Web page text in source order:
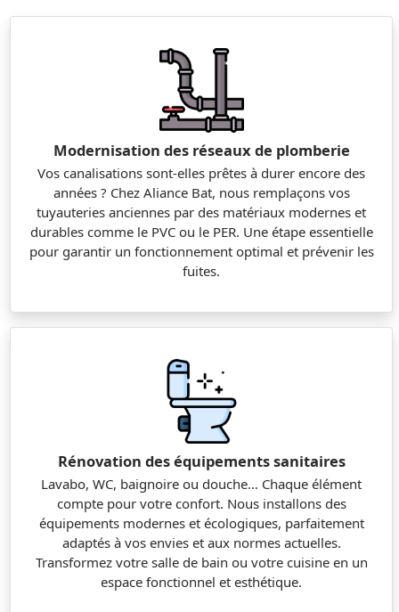
Modernisation des réseaux de plomberie
Vos canalisations sont-elles prêtes à durer encore des
années ? Chez Aliance Bat, nous remplaçons vos
tuyauteries anciennes par des matériaux modernes et
durables comme le PVC ou le PER. Une étape essentielle
pour garantir un fonctionnement optimal et prévenir les
fuites.
Rénovation des équipements sanitaires
Lavabo, WC, baignoire ou douche… Chaque élément
compte pour votre confort. Nous installons des
équipements modernes et écologiques, parfaitement
adaptés à vos envies et aux normes actuelles.
Transformez votre salle de bain ou votre cuisine en un
espace fonctionnel et esthétique.